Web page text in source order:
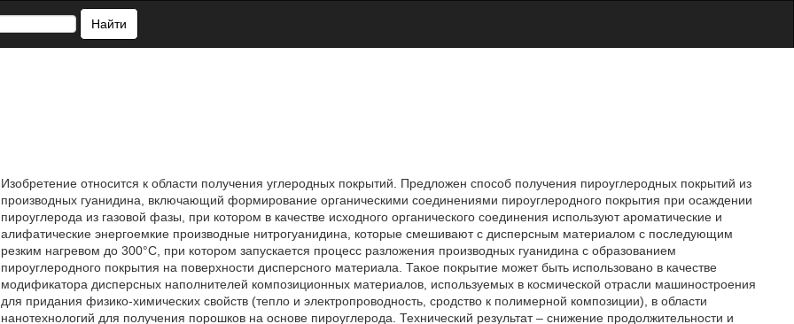
Найти
Изобретение относится к области получения углеродных покрытий. Предложен способ получения пироуглеродных покрытий из
производных гуанидина, включающий формирование органическими соединениями пироуглеродного покрытия при осаждении
пироуглерода из газовой фазы, при котором в качестве исходного органического соединения используют ароматические и
алифатические энергоемкие производные нитрогуанидина, которые смешивают с дисперсным материалом с последующим
резким нагревом до 300°С, при котором запускается процесс разложения производных гуанидина с образованием
пироуглеродного покрытия на поверхности дисперсного материала. Такое покрытие может быть использовано в качестве
модификатора дисперсных наполнителей композиционных материалов, используемых в космической отрасли машиностроения
для придания физико-химических свойств (тепло и электропроводность, сродство к полимерной композиции), в области
нанотехнологий для получения порошков на основе пироуглерода. Технический результат – снижение продолжительности и